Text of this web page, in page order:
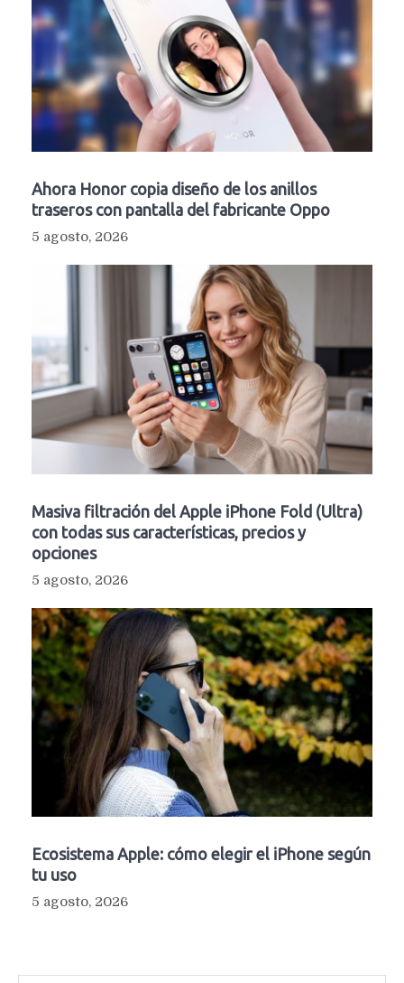
Ahora Honor copia diseño de los anillos
traseros con pantalla del fabricante Oppo
5 agosto, 2026
Masiva filtración del Apple iPhone Fold (Ultra)
con todas sus características, precios y
opciones
5 agosto, 2026
Ecosistema Apple: cómo elegir el iPhone según
tu uso
5 agosto, 2026